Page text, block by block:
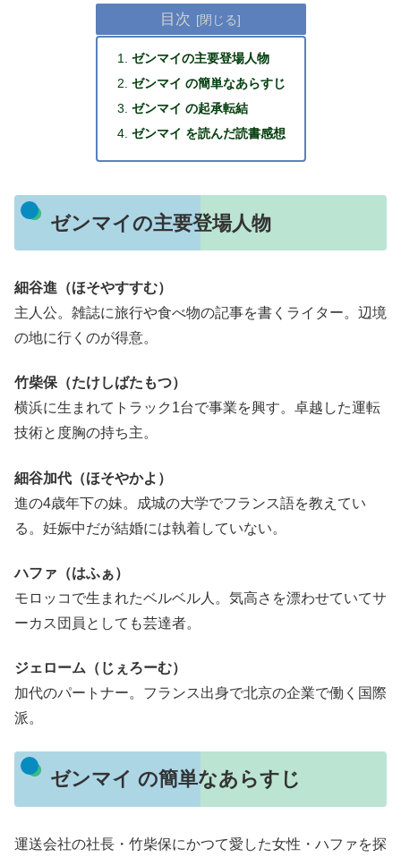
目次
ゼンマイの主要登場人物
ゼンマイ の簡単なあらすじ
ゼンマイ の起承転結
ゼンマイ を読んだ読書感想
ゼンマイの主要登場人物
細谷進（ほそやすすむ）
主人公。雑誌に旅行や食べ物の記事を書くライター。辺境
の地に行くのが得意。
竹柴保（たけしばたもつ）
横浜に生まれてトラック1台で事業を興す。卓越した運転
技術と度胸の持ち主。
細谷加代（ほそやかよ）
進の4歳年下の妹。成城の大学でフランス語を教えてい
る。妊娠中だが結婚には執着していない。
ハファ（はふぁ）
モロッコで生まれたベルベル人。気高さを漂わせていてサ
ーカス団員としても芸達者。
ジェローム（じぇろーむ）
加代のパートナー。フランス出身で北京の企業で働く国際
派。
ゼンマイ の簡単なあらすじ
運送会社の社長・竹柴保にかつて愛した女性・ハファを探